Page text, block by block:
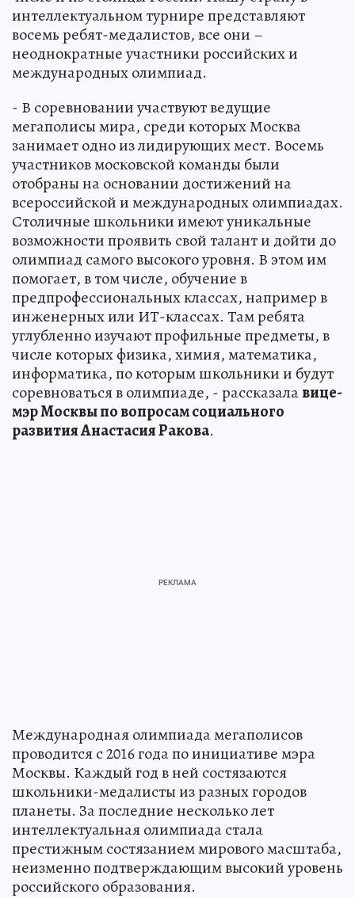
интеллектуальном турнире представляют
восемь ребят-медалистов, все они –
неоднократные участники российских и
международных олимпиад.
- В соревновании участвуют ведущие
мегаполисы мира, среди которых Москва
занимает одно из лидирующих мест. Восемь
участников московской команды были
отобраны на основании достижений на
всероссийской и международных олимпиадах.
Столичные школьники имеют уникальные
возможности проявить свой талант и дойти до
олимпиад самого высокого уровня. В этом им
помогает, в том числе, обучение в
предпрофессиональных классах, например в
инженерных или ИТ-классах. Там ребята
углубленно изучают профильные предметы, в
числе которых физика, химия, математика,
информатика, по которым школьники и будут
соревноваться в олимпиаде, - рассказалавице-
мэр Москвы по вопросам социального
развития Анастасия Ракова.
Международная олимпиада мегаполисов
проводится с 2016 года по инициативе мэра
Москвы. Каждый год в ней состязаются
школьники-медалисты из разных городов
планеты. За последние несколько лет
интеллектуальная олимпиада стала
престижным состязанием мирового масштаба,
неизменно подтверждающим высокий уровень
российского образования.